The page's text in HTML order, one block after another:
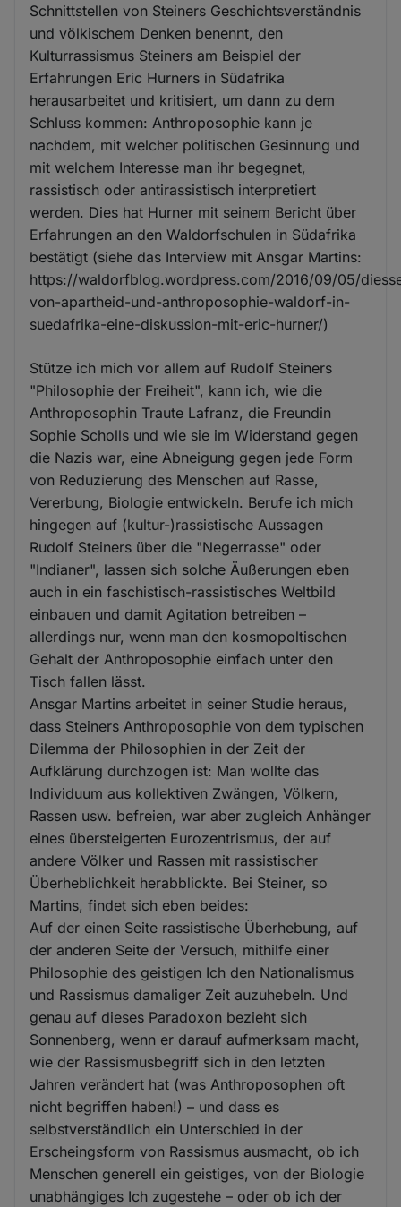
Schnittstellen von Steiners Geschichtsverständnis
und völkischem Denken benennt, den
Kulturrassismus Steiners am Beispiel der
Erfahrungen Eric Hurners in Südafrika
herausarbeitet und kritisiert, um dann zu dem
Schluss kommen: Anthroposophie kann je
nachdem, mit welcher politischen Gesinnung und
mit welchem Interesse man ihr begegnet,
rassistisch oder antirassistisch interpretiert
werden. Dies hat Hurner mit seinem Bericht über
Erfahrungen an den Waldorfschulen in Südafrika
bestätigt (siehe das Interview mit Ansgar Martins:
https://waldorfblog.wordpress.com/2016/09/05/
von-apartheid-und-anthroposophie-waldorf-in-
suedafrika-eine-diskussion-mit-eric-hurner/)
Stütze ich mich vor allem auf Rudolf Steiners
"Philosophie der Freiheit", kann ich, wie die
Anthroposophin Traute Lafranz, die Freundin
Sophie Scholls und wie sie im Widerstand gegen
die Nazis war, eine Abneigung gegen jede Form
von Reduzierung des Menschen auf Rasse,
Vererbung, Biologie entwickeln. Berufe ich mich
hingegen auf (kultur-)rassistische Aussagen
Rudolf Steiners über die "Negerrasse" oder
"Indianer", lassen sich solche Äußerungen eben
auch in ein faschistisch-rassistisches Weltbild
einbauen und damit Agitation betreiben –
allerdings nur, wenn man den kosmopoltischen
Gehalt der Anthroposophie einfach unter den
Tisch fallen lässt.
Ansgar Martins arbeitet in seiner Studie heraus,
dass Steiners Anthroposophie von dem typischen
Dilemma der Philosophien in der Zeit der
Aufklärung durchzogen ist: Man wollte das
Individuum aus kollektiven Zwängen, Völkern,
Rassen usw. befreien, war aber zugleich Anhänger
eines übersteigerten Eurozentrismus, der auf
andere Völker und Rassen mit rassistischer
Überheblichkeit herabblickte. Bei Steiner, so
Martins, findet sich eben beides:
Auf der einen Seite rassistische Überhebung, auf
der anderen Seite der Versuch, mithilfe einer
Philosophie des geistigen Ich den Nationalismus
und Rassismus damaliger Zeit auzuhebeln. Und
genau auf dieses Paradoxon bezieht sich
Sonnenberg, wenn er darauf aufmerksam macht,
wie der Rassismusbegriff sich in den letzten
Jahren verändert hat (was Anthroposophen oft
nicht begriffen haben!) – und dass es
selbstverständlich ein Unterschied in der
Erscheingsform von Rassismus ausmacht, ob ich
Menschen generell ein geistiges, von der Biologie
unabhängiges Ich zugestehe – oder ob ich der